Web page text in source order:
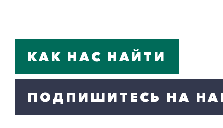
КАК НАС НАЙТИ
ПОДПИШИТЕСЬ НА